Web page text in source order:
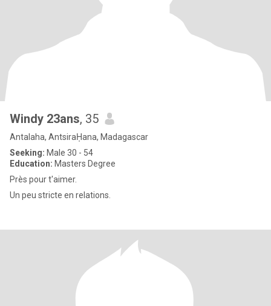
Windy 23ans, 35
Antalaha, AntsiraḤana, Madagascar
Seeking: Male 30 - 54
Education: Masters Degree
Près pour t'aimer.
Un peu stricte en relations.